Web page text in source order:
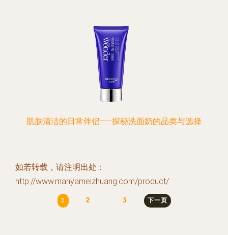
肌肤清洁的日常伴侣——探秘洗面奶的品类与选择
如若转载，请注明出处：
http://www.manyameizhuang.com/product/
1 2 3 下一页